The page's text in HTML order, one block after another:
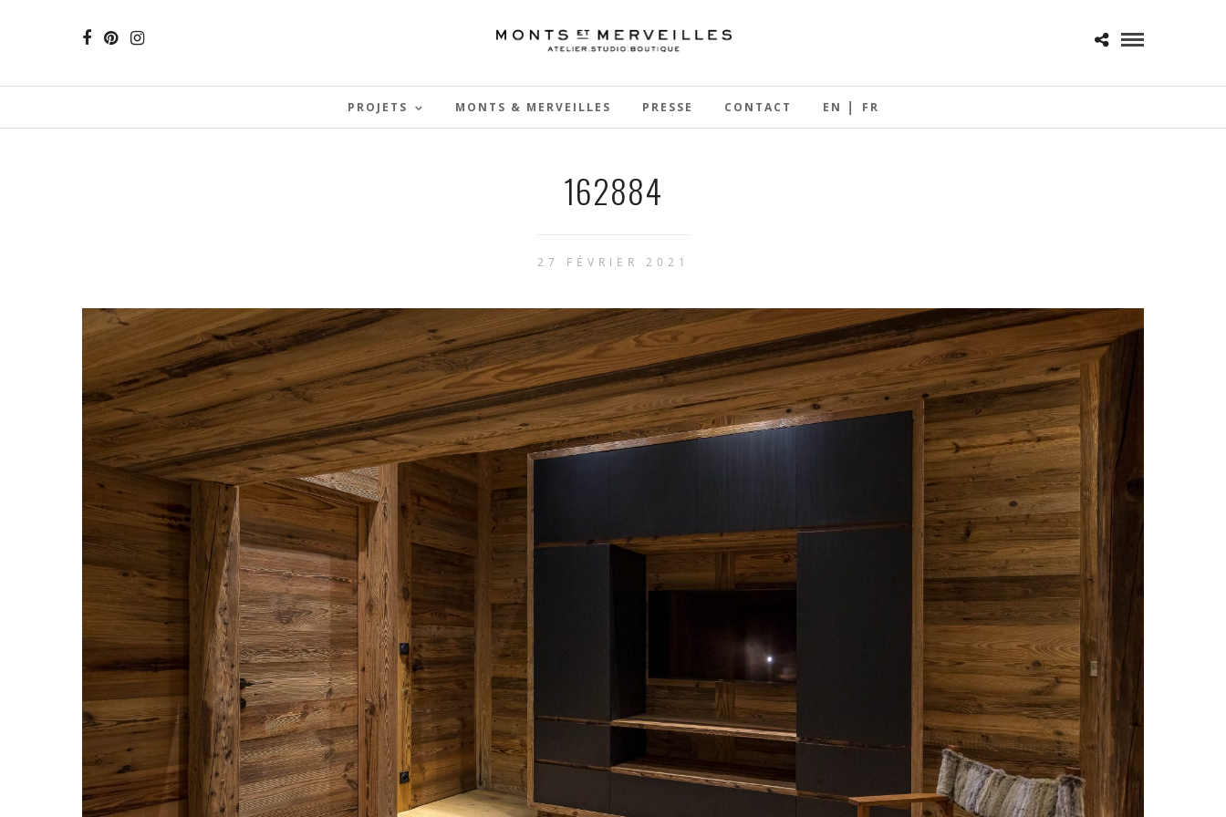
PROJETS MONTS & MERVEILLES PRESSE CONTACT EN FR
162884
27 FÉVRIER 2021